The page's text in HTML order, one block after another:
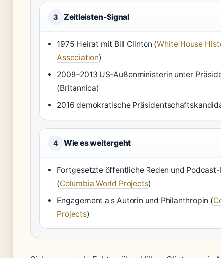
3 Zeitleisten-Signal
1975 Heirat mit Bill Clinton (White House
Association)
2009–2013 US-Außenministerin unter
(Britannica)
2016 demokratische
4 Wie es weitergeht
Fortgesetzte öffentliche Reden und
(Columbia World Projects)
Engagement als Autorin und Philanthropin (
Projects)